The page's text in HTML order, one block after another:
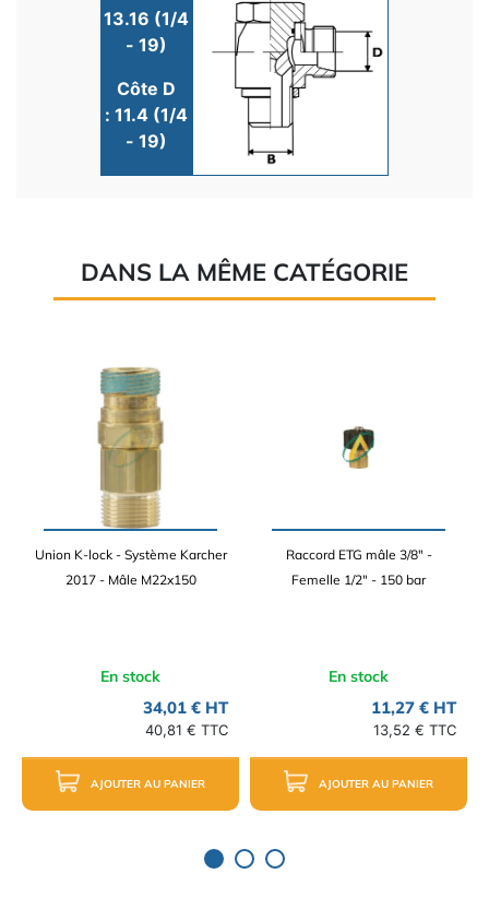
13.16 (1/4
- 19)
Côte D
: 11.4 (1/4
- 19)
DANS LA MÊME CATÉGORIE
Union K-lock - Système Karcher
2017 - Mâle M22x150
En stock
34,01 € HT
40,81 € TTC
AJOUTER AU PANIER
Raccord ETG mâle 3/8" -
Femelle 1/2" - 150 bar
En stock
11,27 € HT
13,52 € TTC
AJOUTER AU PANIER